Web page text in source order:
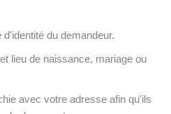
du demandeur.
lieu de naissance, mariage ou
avec votre adresse afin qu'ils